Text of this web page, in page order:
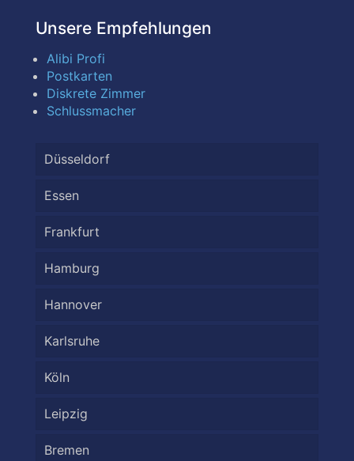
Unsere Empfehlungen
Alibi Profi
Postkarten
Diskrete Zimmer
Schlussmacher
Düsseldorf
Essen
Frankfurt
Hamburg
Hannover
Karlsruhe
Köln
Leipzig
Bremen